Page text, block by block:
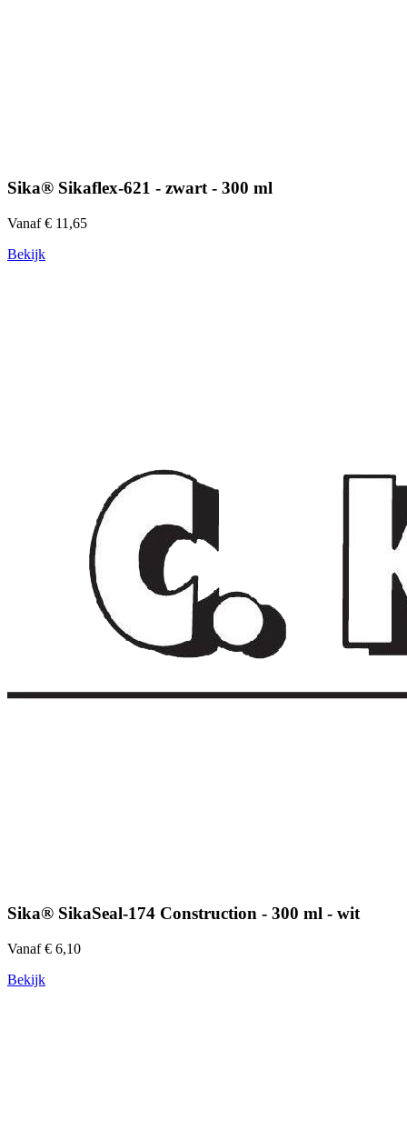
Sika® Sikaflex-621 - zwart - 300 ml
Vanaf € 11,65
Bekijk
Sika® SikaSeal-174 Construction - 300 ml - wit
Vanaf € 6,10
Bekijk